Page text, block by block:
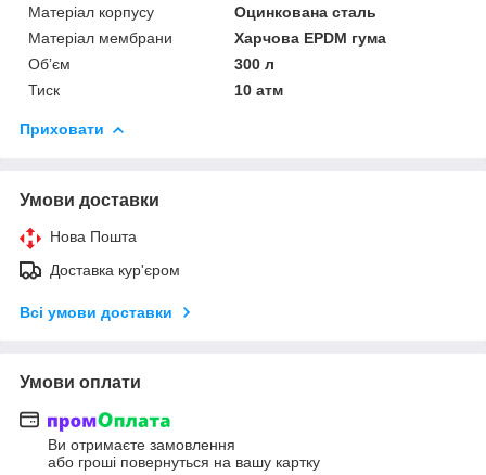
Матеріал корпусу
Оцинкована сталь
Матеріал мембрани
Харчова EPDM гума
Обʼєм
300 л
Тиск
10 атм
Приховати
Умови доставки
Нова Пошта
Доставка кур'єром
Всі умови доставки
Умови оплати
Ви отримаєте замовлення
або гроші повернуться на вашу картку